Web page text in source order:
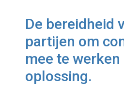
De bereidheid
partijen om
mee te werken
oplossing.